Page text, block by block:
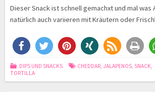
Dieser Snack ist schnell gemachxt und mal was
natürlich auch variieren mit Kräutern oder
DIPS UND SNACKS CHEDDAR, JALAPENOS, SNACK,
TORTILLA